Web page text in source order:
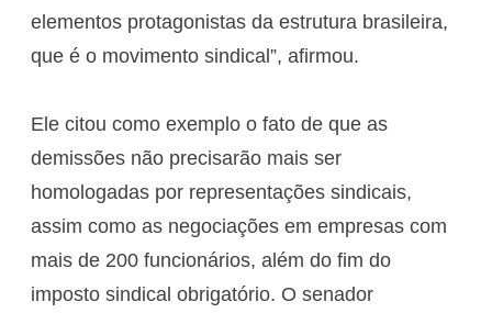
elementos protagonistas da estrutura brasileira,
que é o movimento sindical”, afirmou.
Ele citou como exemplo o fato de que as
demissões não precisarão mais ser
homologadas por representações sindicais,
assim como as negociações em empresas com
mais de 200 funcionários, além do fim do
imposto sindical obrigatório. O senador